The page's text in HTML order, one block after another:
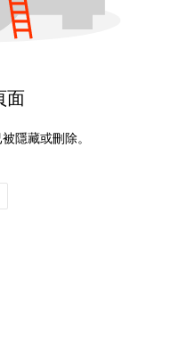
面
隱藏或刪除。